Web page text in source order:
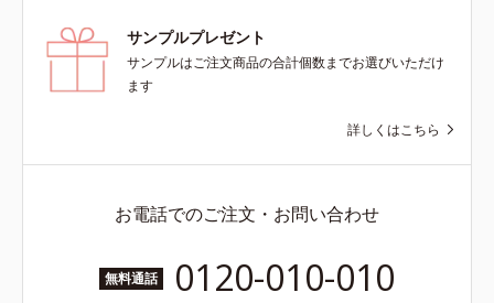
サンプルプレゼント
サンプルはご注文商品の合計個数までお選びいただけ
ます
詳しくはこちら
お電話でのご注文・お問い合わせ
無料通話 0120-010-010